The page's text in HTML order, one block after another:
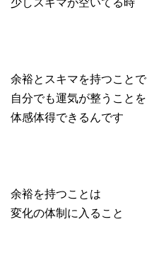
余裕とスキマを持つことで
自分でも運気が整うことを
体感体得できるんです
余裕を持つことは
変化の体制に入ること